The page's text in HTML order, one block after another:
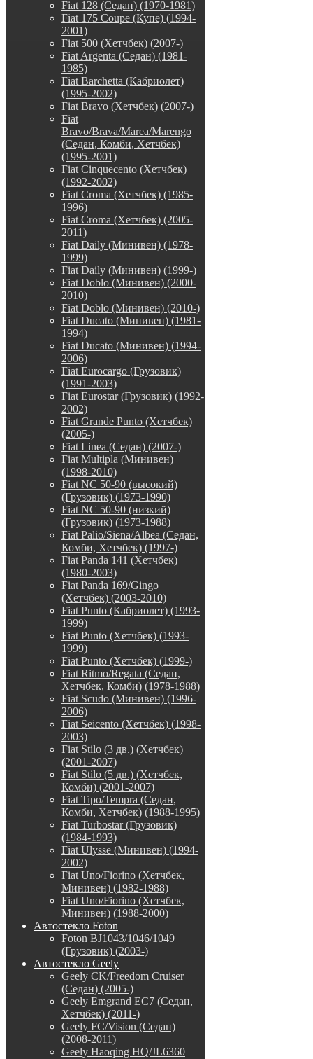
Fiat 128 (Седан) (1970-1981)
Fiat 175 Coupe (Купе) (1994-
2001)
Fiat 500 (Хетчбек) (2007-)
Fiat Argenta (Седан) (1981-
1985)
Fiat Barchetta (Кабриолет)
(1995-2002)
Fiat Bravo (Хетчбек) (2007-)
Fiat
Bravo/Brava/Marea/Marengo
(Седан, Комби, Хетчбек)
(1995-2001)
Fiat Cinquecento (Хетчбек)
(1992-2002)
Fiat Croma (Хетчбек) (1985-
1996)
Fiat Croma (Хетчбек) (2005-
2011)
Fiat Daily (Минивен) (1978-
1999)
Fiat Daily (Минивен) (1999-)
Fiat Doblo (Минивен) (2000-
2010)
Fiat Doblo (Минивен) (2010-)
Fiat Ducato (Минивен) (1981-
1994)
Fiat Ducato (Минивен) (1994-
2006)
Fiat Eurocargo (Грузовик)
(1991-2003)
Fiat Eurostar (Грузовик) (1992-
2002)
Fiat Grande Punto (Хетчбек)
(2005-)
Fiat Linea (Седан) (2007-)
Fiat Multipla (Минивен)
(1998-2010)
Fiat NC 50-90 (высокий)
(Грузовик) (1973-1990)
Fiat NC 50-90 (низкий)
(Грузовик) (1973-1988)
Fiat Palio/Siena/Albea (Седан,
Комби, Хетчбек) (1997-)
Fiat Panda 141 (Хетчбек)
(1980-2003)
Fiat Panda 169/Gingo
(Хетчбек) (2003-2010)
Fiat Punto (Кабриолет) (1993-
1999)
Fiat Punto (Хетчбек) (1993-
1999)
Fiat Punto (Хетчбек) (1999-)
Fiat Ritmo/Regata (Седан,
Хетчбек, Комби) (1978-1988)
Fiat Scudo (Минивен) (1996-
2006)
Fiat Seicento (Хетчбек) (1998-
2003)
Fiat Stilo (3 дв.) (Хетчбек)
(2001-2007)
Fiat Stilo (5 дв.) (Хетчбек,
Комби) (2001-2007)
Fiat Tipo/Tempra (Седан,
Комби, Хетчбек) (1988-1995)
Fiat Turbostar (Грузовик)
(1984-1993)
Fiat Ulysse (Минивен) (1994-
2002)
Fiat Uno/Fiorino (Хетчбек,
Минивен) (1982-1988)
Fiat Uno/Fiorino (Хетчбек,
Минивен) (1988-2000)
Автостекло Foton
Foton BJ1043/1046/1049
(Грузовик) (2003-)
Автостекло Geely
Geely CK/Freedom Cruiser
(Седан) (2005-)
Geely Emgrand EC7 (Седан,
Хетчбек) (2011-)
Geely FC/Vision (Седан)
(2008-2011)
Geely Haoqing HQ/JL6360